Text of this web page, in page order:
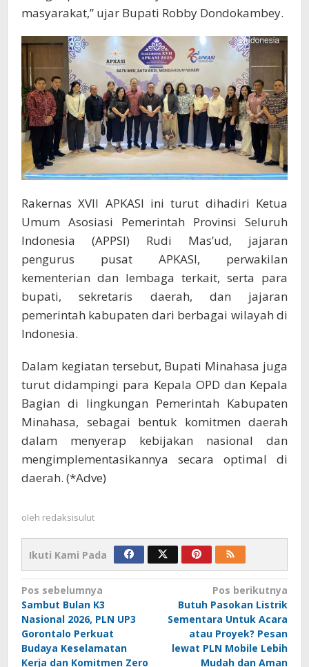
masyarakat,” ujar Bupati Robby Dondokambey.
Rakernas XVII APKASI ini turut dihadiri Ketua
Umum Asosiasi Pemerintah Provinsi Seluruh
Indonesia (APPSI) Rudi Mas’ud, jajaran
pengurus pusat APKASI, perwakilan
kementerian dan lembaga terkait, serta para
bupati, sekretaris daerah, dan jajaran
pemerintah kabupaten dari berbagai wilayah di
Indonesia.
Dalam kegiatan tersebut, Bupati Minahasa juga
turut didampingi para Kepala OPD dan Kepala
Bagian di lingkungan Pemerintah Kabupaten
Minahasa, sebagai bentuk komitmen daerah
dalam menyerap kebijakan nasional dan
mengimplementasikannya secara optimal di
daerah. (*Adve)
oleh redaksisulut
Ikuti Kami Pada
Navigasi
pos
Pos sebelumnya
Sambut Bulan K3
Nasional 2026, PLN UP3
Gorontalo Perkuat
Budaya Keselamatan
Kerja dan Komitmen Zero
Pos berikutnya
Butuh Pasokan Listrik
Sementara Untuk Acara
atau Proyek? Pesan
lewat PLN Mobile Lebih
Mudah dan Aman